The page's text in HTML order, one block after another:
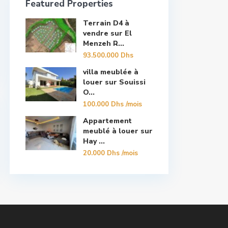
Featured Properties
Terrain D4 à
vendre sur El
Menzeh R...
93.500.000 Dhs
villa meublée à
louer sur Souissi
O...
100.000 Dhs/mois
Appartement
meublé à louer sur
Hay ...
20.000 Dhs/mois